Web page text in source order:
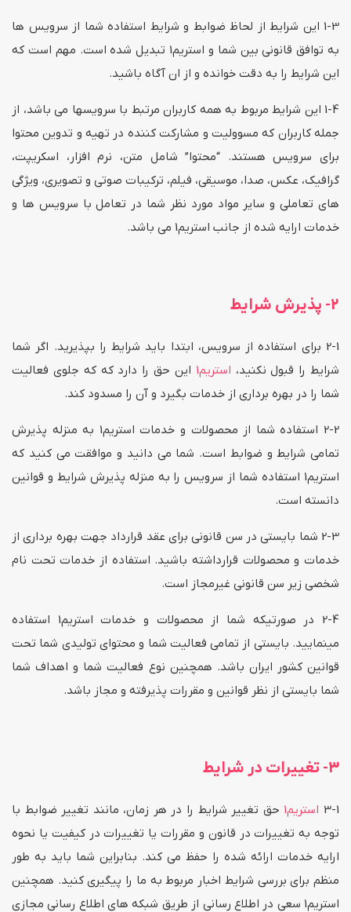
1-3 این شرایط از لحاظ ضوابط و شرایط استفاده شما از سرویس ها
به توافق قانونی بین شما و استریم1 تبدیل شده است. مهم است که
این شرایط را به دقت خوانده و از ان آگاه باشید.
1-4 این شرایط مربوط به همه کاربران مرتبط با سرویسها می باشد، از
جمله کاربران که مسوولیت و مشارکت کننده در تهیه و تدوین محتوا
برای سرویس هستند. “محتوا” شامل متن، نرم افزار، اسکریپت،
گرافیک، عکس، صدا، موسیقی، فیلم، ترکیبات صوتی و تصویری، ویژگی
های تعاملی و سایر مواد مورد نظر شما در تعامل با سرویس ها و
خدمات ارایه شده از جانب استریم1 می باشد.
2- پذیرش شرایط
2-1 برای استفاده از سرویس، ابتدا باید شرایط را بپذیرید. اگر شما
شرایط را قبول نکنید، استریم1 این حق را دارد که که جلوی فعالیت
شما را در بهره برداری از خدمات بگیرد و آن را مسدود کند.
2-2 استفاده شما از محصولات و خدمات استریم1 به منزله پذیرش
تمامی شرایط و ضوابط است. شما می دانید و موافقت می کنید که
استریم1 استفاده شما از سرویس را به منزله پذیرش شرایط و قوانین
دانسته است.
2-3 شما بایستی در سن قانونی برای عقد قرارداد جهت بهره برداری از
خدمات و محصولات قرارداشته باشید. استفاده از خدمات تحت نام
شخصی زیر سن قانونی غیرمجاز است.
2-4 در صورتیکه شما از محصولات و خدمات استریم1 استفاده
مینمایید. بایستی از تمامی فعالیت شما و محتوای تولیدی شما تحت
قوانین کشور ایران باشد. همچنین نوع فعالیت شما و اهداف شما
شما بایستی از نظر قوانین و مقررات پذیرفته و مجاز باشد.
3- تغییرات در شرایط
3-1 استریم1 حق تغییر شرایط را در هر زمان، مانند تغییر ضوابط با
توجه به تغییرات در قانون و مقررات یا تغییرات در کیفیت یا نحوه
ارایه خدمات ارائه شده را حفظ می کند. بنابراین شما باید به طور
منظم برای بررسی شرایط اخبار مربوط به ما را پیگیری کنید. همچنین
استریم1 سعی در اطلاع رسانی از طریق شبکه های اطلاع رسانی مجازی